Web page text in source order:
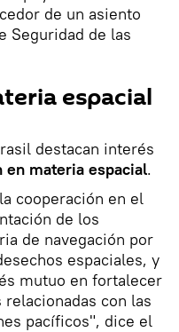
de un asiento
Seguridad de las
espacial
destacan interés
en materia espacial.
cooperación en el
de los
de navegación por
espaciales, y
mutuo en fortalecer
con las
pacíficos", dice el